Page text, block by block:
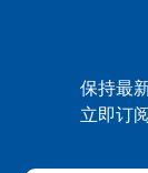
保持最
立即订